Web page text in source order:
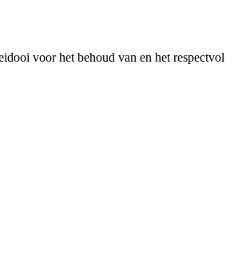
voor het behoud van en het respectvol